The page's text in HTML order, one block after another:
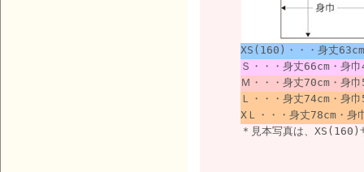
XS(160)・・・身丈
Ｓ・・・身丈66cm・身
Ｍ・・・身丈70cm・身
Ｌ・・・身丈74cm・身
XＬ・・・身丈78cm・
＊見本写真は、XS(160)